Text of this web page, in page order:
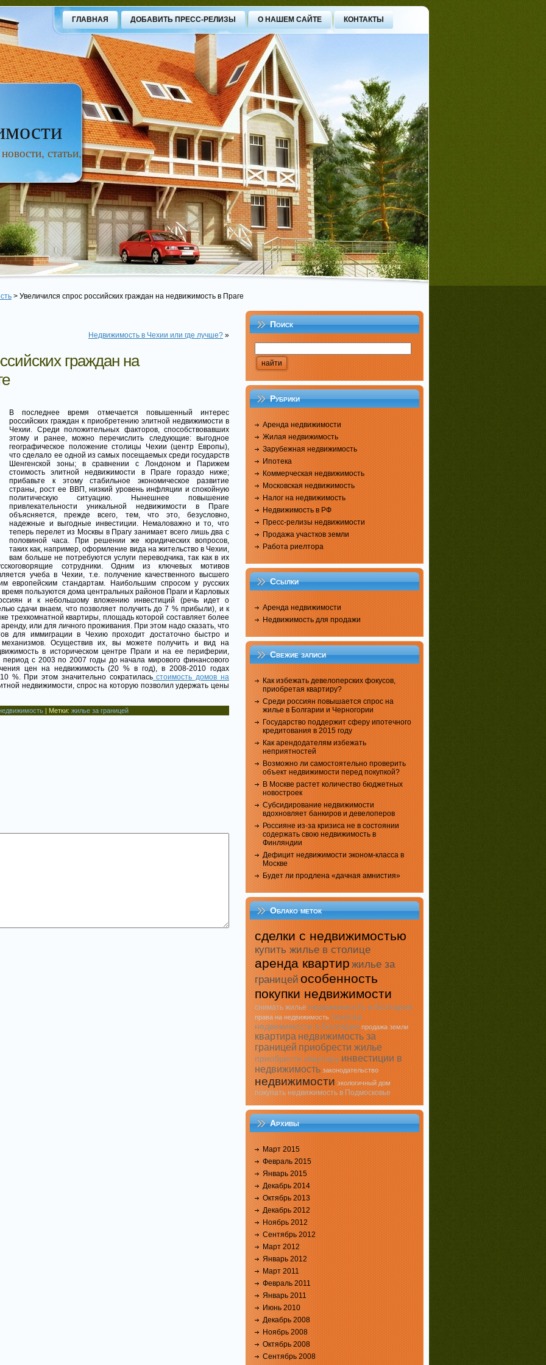
статьи,
ГЛАВНАЯ ДОБАВИТЬ ПРЕСС-РЕЛИЗЫ О НАШЕМ САЙТЕ КОНТАКТЫ
> Увеличился спрос российских граждан на недвижимость в Праге
Недвижимость в Чехии или где лучше? »
граждан на
В последнее время отмечается повышенный интерес
российских граждан к приобретению элитной недвижимости в
Чехии. Среди положительных факторов, способствовавших
этому и ранее, можно перечислить следующие: выгодное
географическое положение столицы Чехии (центр Европы),
что сделало ее одной из самых посещаемых среди государств
Шенгенской зоны; в сравнении с Лондоном и Парижем
стоимость элитной недвижимости в Праге гораздо ниже;
прибавьте к этому стабильное экономическое развитие
страны, рост ее ВВП, низкий уровень инфляции и спокойную
политическую ситуацию. Нынешнее повышение
привлекательности уникальной недвижимости в Праге
объясняется, прежде всего, тем, что это, безусловно,
надежные и выгодные инвестиции. Немаловажно и то, что
теперь перелет из Москвы в Прагу занимает всего лишь два с
половиной часа. При решении же юридических вопросов,
таких как, например, оформление вида на жительство в Чехии,
вам больше не потребуются услуги переводчика, так как в их
сотрудники. Одним из ключевых мотивов
учеба в Чехии, т.е. получение качественного высшего
европейским стандартам. Наибольшим спросом у русских
пользуются дома центральных районов Праги и Карловых
и к небольшому вложению инвестиций (речь идет о
сдачи внаем, что позволяет получить до 7 % прибыли), и к
трехкомнатной квартиры, площадь которой составляет более
или для личного проживания. При этом надо сказать, что
для иммиграции в Чехию проходит достаточно быстро и
механизмов. Осуществив их, вы можете получить и вид на
в историческом центре Праги и на ее периферии,
период с 2003 по 2007 годы до начала мирового финансового
цен на недвижимость (20 % в год), в 2008-2010 годах
%. При этом значительно сократиласьстоимость домов на
недвижимости, спрос на которую позволил удержать цены
| Метки: жилье за границей
Поиск
Рубрики
Аренда недвижимости
Жилая недвижимость
Зарубежная недвижимость
Ипотека
Коммерческая недвижимость
Московская недвижимость
Налог на недвижимость
Недвижимость в РФ
Пресс-релизы недвижимости
Продажа участков земли
Работа риелтора
Ссылки
Аренда недвижимости
Недвижимость для продажи
Свежие записи
Как избежать девелоперских фокусов,
приобретая квартиру?
Среди россиян повышается спрос на
жилье в Болгарии и Черногории
Государство поддержит сферу ипотечного
кредитования в 2015 году
Как арендодателям избежать
неприятностей
Возможно ли самостоятельно проверить
объект недвижимости перед покупкой?
В Москве растет количество бюджетных
новостроек
Субсидирование недвижимости
вдохновляет банкиров и девелоперов
Россияне из-за кризиса не в состоянии
содержать свою недвижимость в
Финляндии
Дефицит недвижимости эконом-класса в
Москве
Будет ли продлена «дачная амнистия»
Облако меток
сделки с недвижимостью
купить жилье в столице
аренда квартир жилье за
границей особенность
покупки недвижимости
снимать жилье недвижимость в Болгарии
права на недвижимость покупка
недвижимости в Болгарии продажа земли
квартира недвижимость за
границей приобрести жилье
приобрести квартиру инвестиции в
недвижимость законодательство
недвижимости экологичный дом
покупать недвижимость в Подмосковье
Архивы
Март 2015
Февраль 2015
Январь 2015
Декабрь 2014
Октябрь 2013
Декабрь 2012
Ноябрь 2012
Сентябрь 2012
Март 2012
Январь 2012
Март 2011
Февраль 2011
Январь 2011
Июнь 2010
Декабрь 2008
Ноябрь 2008
Октябрь 2008
Сентябрь 2008